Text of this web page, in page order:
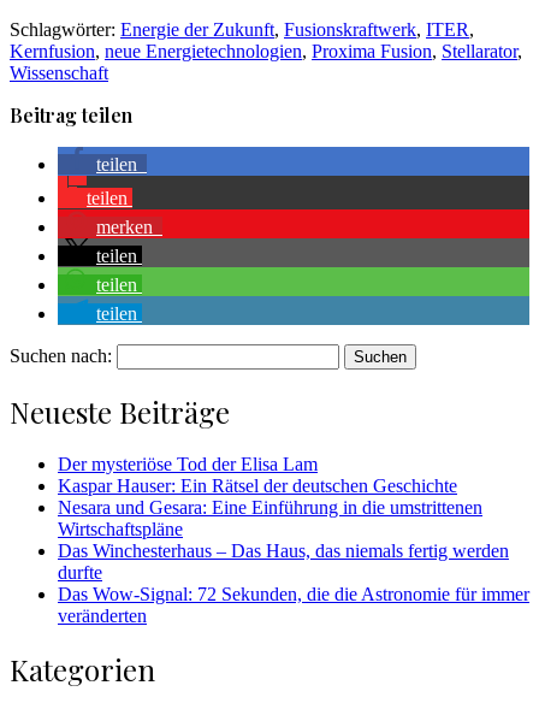
Schlagwörter: Energie der Zukunft, Fusionskraftwerk, ITER,
Kernfusion, neue Energietechnologien, Proxima Fusion, Stellarator,
Wissenschaft
Beitrag teilen
teilen
teilen
merken
teilen
teilen
teilen
Suchen nach:
Neueste Beiträge
Der mysteriöse Tod der Elisa Lam
Kaspar Hauser: Ein Rätsel der deutschen Geschichte
Nesara und Gesara: Eine Einführung in die umstrittenen
Wirtschaftspläne
Das Winchesterhaus – Das Haus, das niemals fertig werden
durfte
Das Wow-Signal: 72 Sekunden, die die Astronomie für immer
veränderten
Kategorien